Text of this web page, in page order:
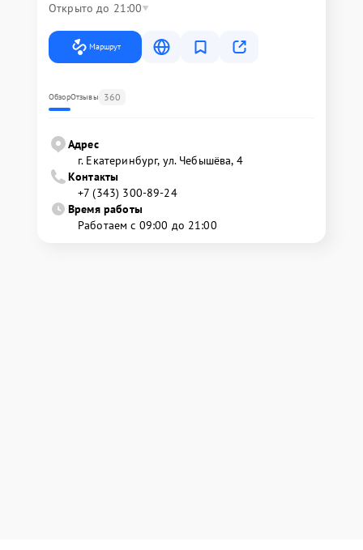
Открыто до 21:00
Маршрут
ОбзорОтзывы 360
Адрес
г. Екатеринбург, ул. Чебышёва, 4
Контакты
+7 (343) 300-89-24
Время работы
Работаем с 09:00 до 21:00